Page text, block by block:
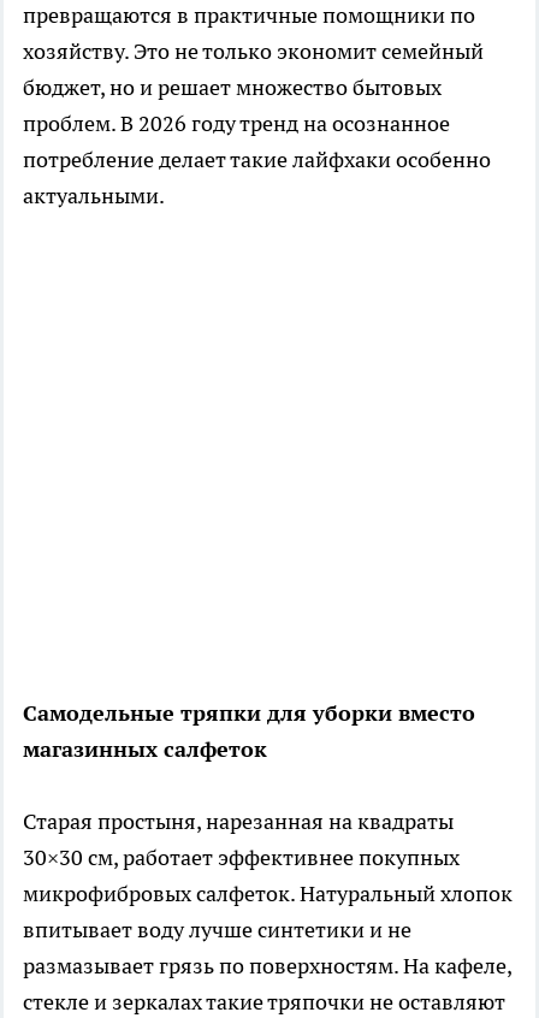
превращаются в практичные помощники по
хозяйству. Это не только экономит семейный
бюджет, но и решает множество бытовых
проблем. В 2026 году тренд на осознанное
потребление делает такие лайфхаки особенно
актуальными.
Самодельные тряпки для уборки вместо
магазинных салфеток
Старая простыня, нарезанная на квадраты
30×30 см, работает эффективнее покупных
микрофибровых салфеток. Натуральный хлопок
впитывает воду лучше синтетики и не
размазывает грязь по поверхностям. На кафеле,
стекле и зеркалах такие тряпочки не оставляют